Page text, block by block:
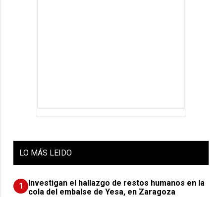
LO MÁS LEIDO
1
Investigan el hallazgo de restos humanos en la
cola del embalse de Yesa, en Zaragoza